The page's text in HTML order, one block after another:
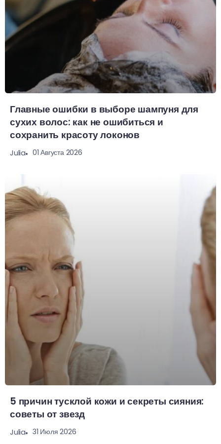
Главные ошибки в выборе шампуня для
сухих волос: как не ошибиться и
сохранить красоту локонов
Julia 01 Августа 2026
5 причин тусклой кожи и секреты сияния:
советы от звезд
Julia 31 Июля 2026